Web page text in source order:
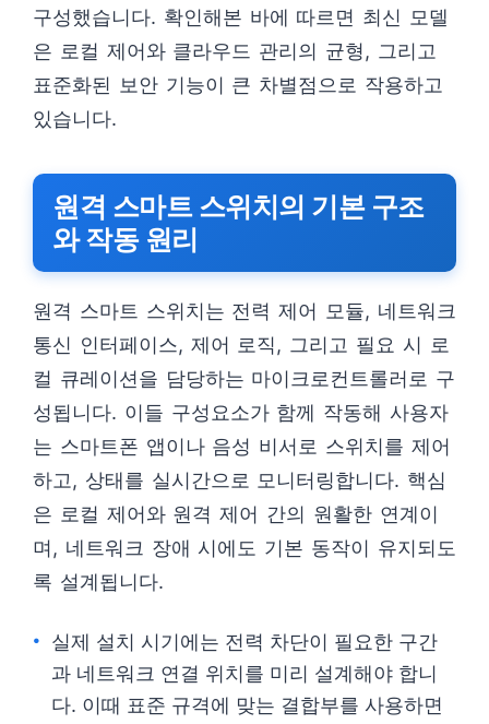
구성했습니다. 확인해본 바에 따르면 최신 모델
은 로컬 제어와 클라우드 관리의 균형, 그리고
표준화된 보안 기능이 큰 차별점으로 작용하고
있습니다.
원격 스마트 스위치의 기본 구조
와 작동 원리
원격 스마트 스위치는 전력 제어 모듈, 네트워크
통신 인터페이스, 제어 로직, 그리고 필요 시 로
컬 큐레이션을 담당하는 마이크로컨트롤러로 구
성됩니다. 이들 구성요소가 함께 작동해 사용자
는 스마트폰 앱이나 음성 비서로 스위치를 제어
하고, 상태를 실시간으로 모니터링합니다. 핵심
은 로컬 제어와 원격 제어 간의 원활한 연계이
며, 네트워크 장애 시에도 기본 동작이 유지되도
록 설계됩니다.
실제 설치 시기에는 전력 차단이 필요한 구간
과 네트워크 연결 위치를 미리 설계해야 합니
다. 이때 표준 규격에 맞는 결합부를 사용하면